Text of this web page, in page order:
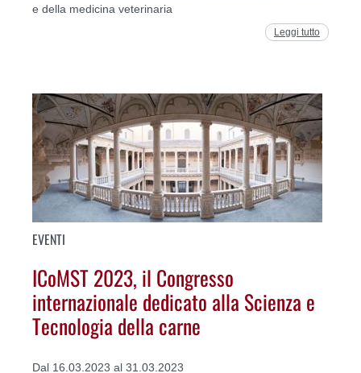
e della medicina veterinaria
Leggi tutto
EVENTI
ICoMST 2023, il Congresso
internazionale dedicato alla Scienza e
Tecnologia della carne
Dal 16.03.2023 al 31.03.2023